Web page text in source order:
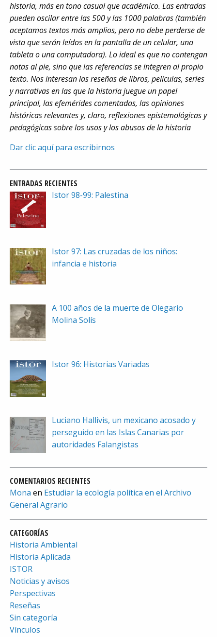
historia, más en tono casual que académico. Las entradas
pueden oscilar entre las 500 y las 1000 palabras (también
aceptamos textos más amplios, pero no debe perderse de
vista que serán leídos en la pantalla de un celular, una
tableta o una computadora). Lo ideal es que no contengan
notas al pie, sino que las referencias se integren al propio
texto. Nos interesan las reseñas de libros, películas, series
y narrativas en las que la historia juegue un papel
principal, las efemérides comentadas, las opiniones
históricas relevantes y, claro, reflexiones epistemológicas y
pedagógicas sobre los usos y los abusos de la historia
Dar clic aquí para escribirnos
ENTRADAS RECIENTES
Istor 98-99: Palestina
Istor 97: Las cruzadas de los niños:
infancia e historia
A 100 años de la muerte de Olegario
Molina Solís
Istor 96: Historias Variadas
Luciano Hallivis, un mexicano acosado y
perseguido en las Islas Canarias por
autoridades Falangistas
COMENTARIOS RECIENTES
Mona en Estudiar la ecología política en el Archivo
General Agrario
CATEGORÍAS
Historia Ambiental
Historia Aplicada
ISTOR
Noticias y avisos
Perspectivas
Reseñas
Sin categoría
Vínculos